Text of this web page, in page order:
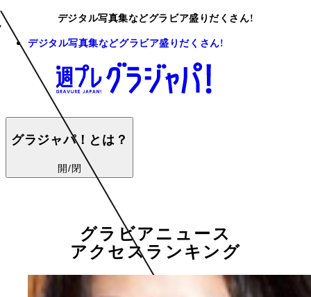
デジタル写真集などグラビア盛りだくさん!
デジタル写真集などグラビア盛りだくさん!
グラジャパ！とは？
開/閉
グラビアニュース
アクセスランキング